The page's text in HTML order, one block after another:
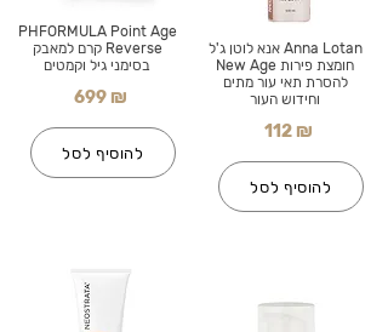
PHFORMULA Point Age
Reverse קרם למאבק
בסימני גיל וקמטים
699 ₪
להוסיף לסל
Anna Lotan אנא לוטן ג'ל
חומצת פירות New Age
להסרת תאי עור מתים
וחידוש העור
112 ₪
להוסיף לסל